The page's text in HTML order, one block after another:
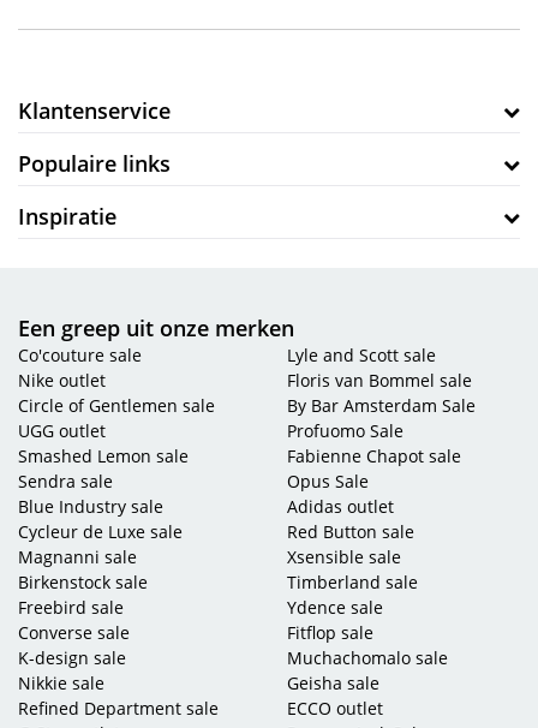
Klantenservice
Populaire links
Inspiratie
Een greep uit onze merken
Co'couture sale
Nike outlet
Circle of Gentlemen sale
UGG outlet
Smashed Lemon sale
Sendra sale
Blue Industry sale
Cycleur de Luxe sale
Magnanni sale
Birkenstock sale
Freebird sale
Converse sale
K-design sale
Nikkie sale
Refined Department sale
Lyle and Scott sale
Floris van Bommel sale
By Bar Amsterdam Sale
Profuomo Sale
Fabienne Chapot sale
Opus Sale
Adidas outlet
Red Button sale
Xsensible sale
Timberland sale
Ydence sale
Fitflop sale
Muchachomalo sale
Geisha sale
ECCO outlet